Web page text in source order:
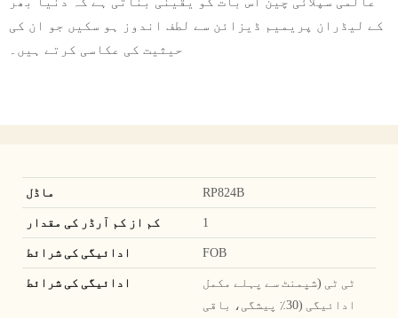
کے لیڈران پریمیم ڈیزائن سے لطف اندوز ہو سکیں جو ان کی
حیثیت کی عکاسی کرتے ہیں۔
ماڈل RP824B
کم از کم آرڈر کی مقدار 1
ادائیگی کی شرائط FOB
ادائیگی کی شرائط
ٹی ٹی (شپمنٹ سے پہلے مکمل
ادائیگی (30٪ پیشگی، باقی